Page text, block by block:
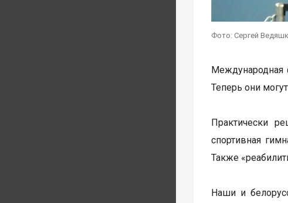
Фото: Сергей
Международная
Теперь они
Практически
спортивная
Также
Наши и